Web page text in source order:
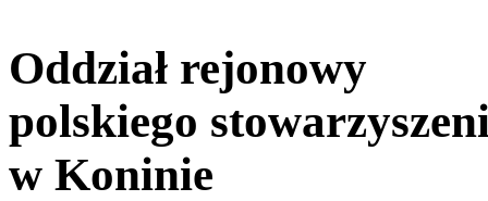
Oddział rejonowy
polskiego
w Koninie